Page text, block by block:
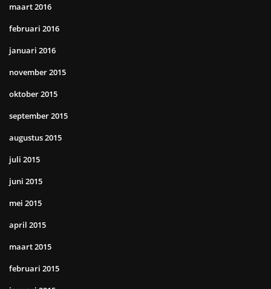
maart 2016
februari 2016
januari 2016
november 2015
oktober 2015
september 2015
augustus 2015
juli 2015
juni 2015
mei 2015
april 2015
maart 2015
februari 2015